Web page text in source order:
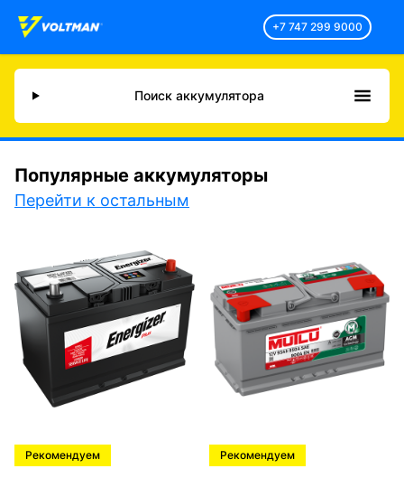
+7 747 299 9000
Поиск аккумулятора
Популярные аккумуляторы
Перейти к остальным
Рекомендуем Рекомендуем